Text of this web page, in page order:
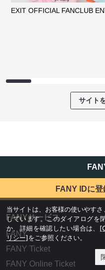
EXIT OFFICIAL FANCLUB
サイト
FANY IDに
FANYサービス
FANY
FANY Ticket
FANY Online Ticket
当サイトは、お客様の使いやす
しています。このダイアログを
か、詳細を確認したい場合は、
リシー]をご参照ください。